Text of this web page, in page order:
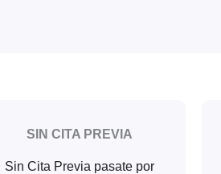
SIN CITA PREVIA
Sin Cita Previa pasate por